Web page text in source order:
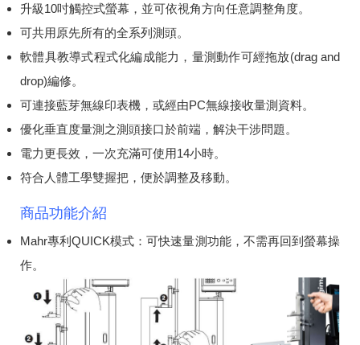
升級10吋觸控式螢幕，並可依視角方向任意調整角度。
可共用原先所有的全系列測頭。
軟體具教導式程式化編成能力，量測動作可經拖放(drag and
drop)編修。
可連接藍芽無線印表機，或經由PC無線接收量測資料。
優化垂直度量測之測頭接口於前端，解決干涉問題。
電力更長效，一次充滿可使用14小時。
符合人體工學雙握把，便於調整及移動。
商品功能介紹
Mahr專利QUICK模式：可快速量測功能，不需再回到螢幕操
作。